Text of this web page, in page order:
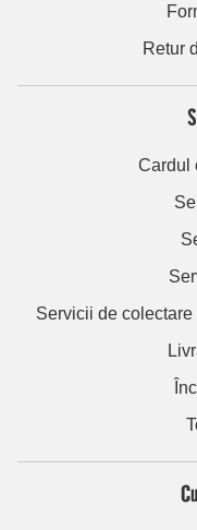
Retur
Cardul
Servicii de